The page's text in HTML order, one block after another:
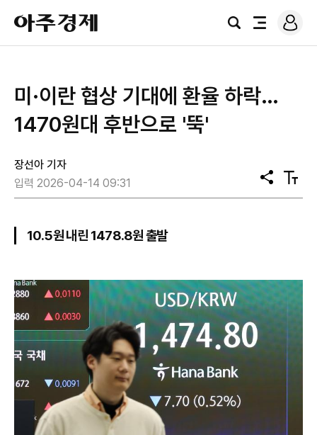
아
주
경
검
전
로
그
미·이란 협상 기대에 환율 하락…
1470원대 후반으로 '뚝'
장선아 기자
입력 2026-04-14 09:31
공
유
텍
스
10.5원 내린 1478.8원 출발